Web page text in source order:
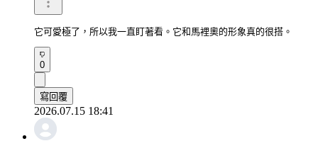
它可愛極了，所以我一直盯著看。它和馬裡奧的形象真的很搭。
0
寫回覆
2026.07.15 18:41